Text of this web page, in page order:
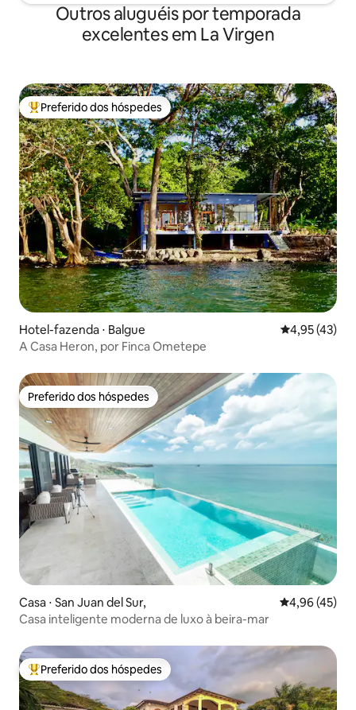
Outros aluguéis por temporada
excelentes em La Virgen
Entre os melhores preferidos dos hóspedes
Preferido dos hóspedes
Hotel-fazenda ⋅ Balgue 4,95 de uma
4,95 (43)
A Casa Heron, por Finca Ometepe
Preferido dos hóspedes
Preferido dos hóspedes
Casa ⋅ San Juan del Sur, 4,96 de uma
4,96 (45)
Casa inteligente moderna de luxo à beira-mar
Entre os melhores preferidos dos hóspedes
Preferido dos hóspedes